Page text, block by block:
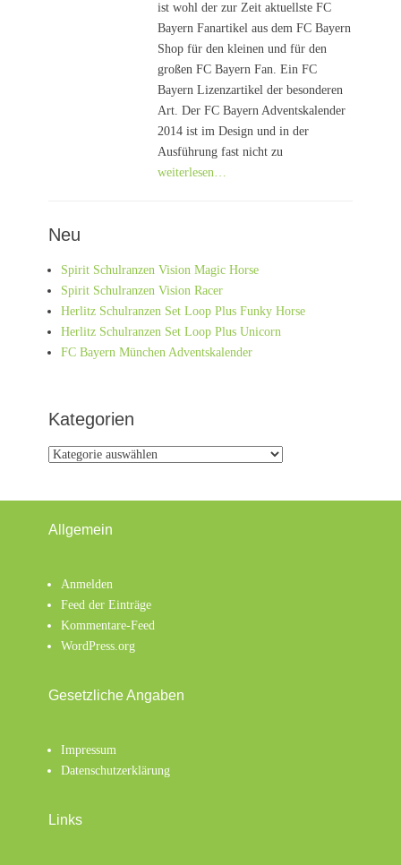
ist wohl der zur Zeit aktuellste FC
Bayern Fanartikel aus dem FC Bayern
Shop für den kleinen und für den
großen FC Bayern Fan. Ein FC
Bayern Lizenzartikel der besonderen
Art. Der FC Bayern Adventskalender
2014 ist im Design und in der
Ausführung fast nicht zu
weiterlesen…
Neu
Spirit Schulranzen Vision Magic Horse
Spirit Schulranzen Vision Racer
Herlitz Schulranzen Set Loop Plus Funky Horse
Herlitz Schulranzen Set Loop Plus Unicorn
FC Bayern München Adventskalender
Kategorien
Kategorien
Allgemein
Anmelden
Feed der Einträge
Kommentare-Feed
WordPress.org
Gesetzliche Angaben
Impressum
Datenschutzerklärung
Links